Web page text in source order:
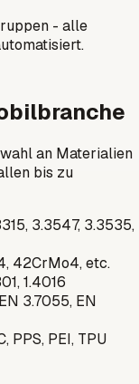
- alle
an Materialien
bis zu
, 3.3547, 3.3535,
, 42CrMo4, etc.
,1.4016
3.7055, EN
PPS, PEI, TPU